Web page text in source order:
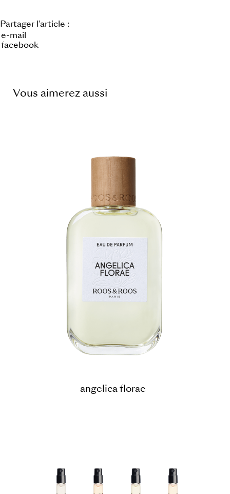
Partager l'article :
e-mail
facebook
Vous aimerez aussi
angelica florae